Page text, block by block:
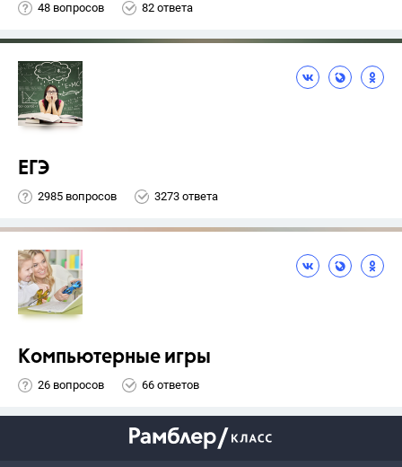
48 вопросов 82 ответа
ЕГЭ
2985 вопросов 3273 ответа
Компьютерные игры
26 вопросов 66 ответов